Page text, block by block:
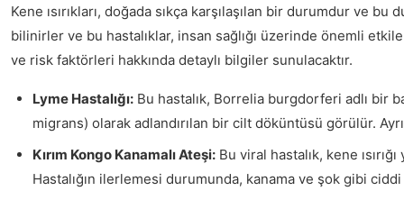
Kene ısırıkları, doğada sıkça karşılaşılan bir durumdur ve
bilinirler ve bu hastalıklar, insan sağlığı üzerinde önemli
ve risk faktörleri hakkında detaylı bilgiler sunulacaktır.
Lyme Hastalığı: Bu hastalık, Borrelia burgdorferi adlı bir
migrans) olarak adlandırılan bir cilt döküntüsü görülür.
Kırım Kongo Kanamalı Ateşi: Bu viral hastalık, kene
Hastalığın ilerlemesi durumunda, kanama ve şok gibi